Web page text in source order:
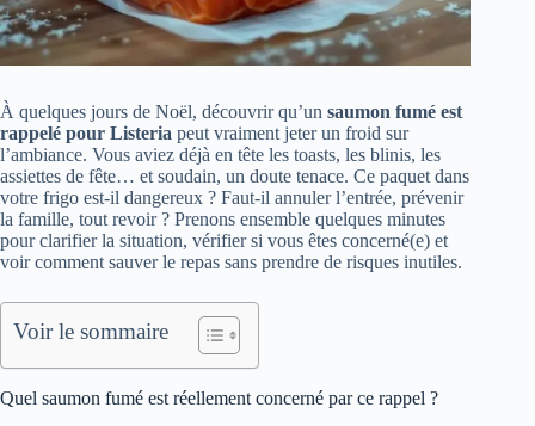
À quelques jours de Noël, découvrir qu’un saumon fumé est
rappelé pour Listeria peut vraiment jeter un froid sur
l’ambiance. Vous aviez déjà en tête les toasts, les blinis, les
assiettes de fête… et soudain, un doute tenace. Ce paquet dans
votre frigo est‑il dangereux ? Faut‑il annuler l’entrée, prévenir
la famille, tout revoir ? Prenons ensemble quelques minutes
pour clarifier la situation, vérifier si vous êtes concerné(e) et
voir comment sauver le repas sans prendre de risques inutiles.
Voir le sommaire
Quel saumon fumé est réellement concerné par ce rappel ?